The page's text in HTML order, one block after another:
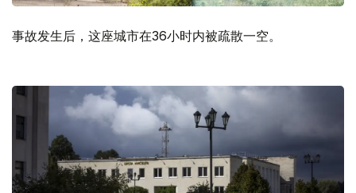
事故发生后，这座城市在36小时内被疏散一空。